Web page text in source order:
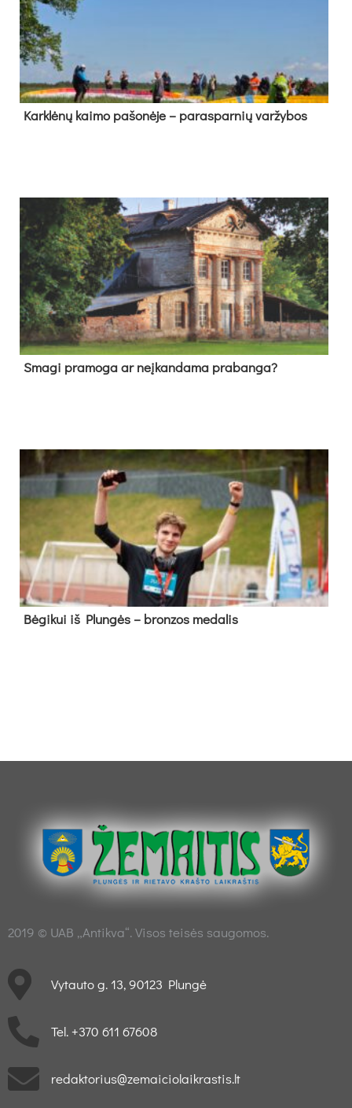
Kark­lė­nų kai­mo pa­šo­nė­je – pa­ras­par­nių var­žy­bos
Sma­gi pra­mo­ga ar neį­kan­da­ma pra­ban­ga?
Bė­gi­kui iš Plun­gės – bron­zos me­da­lis
2019 © UAB „Antikva“. Visos teisės saugomos.
Vytauto g. 13, 90123 Plungė
Tel. +370 611 67608
redaktorius@zemaiciolaikrastis.lt